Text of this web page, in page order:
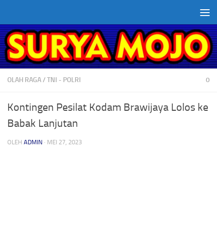
OLAH RAGA/TNI - POLRI 0
Kontingen Pesilat Kodam Brawijaya Lolos ke
Babak Lanjutan
OLEH ADMIN · MEI 27, 2023